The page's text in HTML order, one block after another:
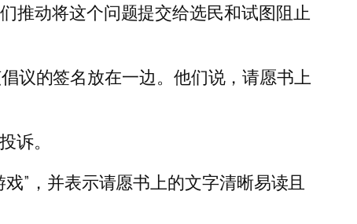
推动将这个问题提交给选民和试图阻止
议的签名放在一边。他们说，请愿书上
诉。
”，并表示请愿书上的文字清晰易读且